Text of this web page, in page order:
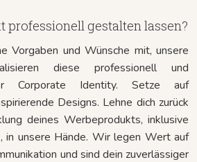
professionell gestalten lassen?
Vorgaben und Wünsche mit, unsere
diese professionell und
Corporate Identity. Setze auf
Designs. Lehne dich zurück
deines Werbeprodukts, inklusive
in unsere Hände. Wir legen Wert auf
und sind dein zuverlässiger